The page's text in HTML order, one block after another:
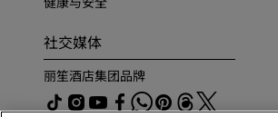
社交媒体
丽笙酒店集团品牌